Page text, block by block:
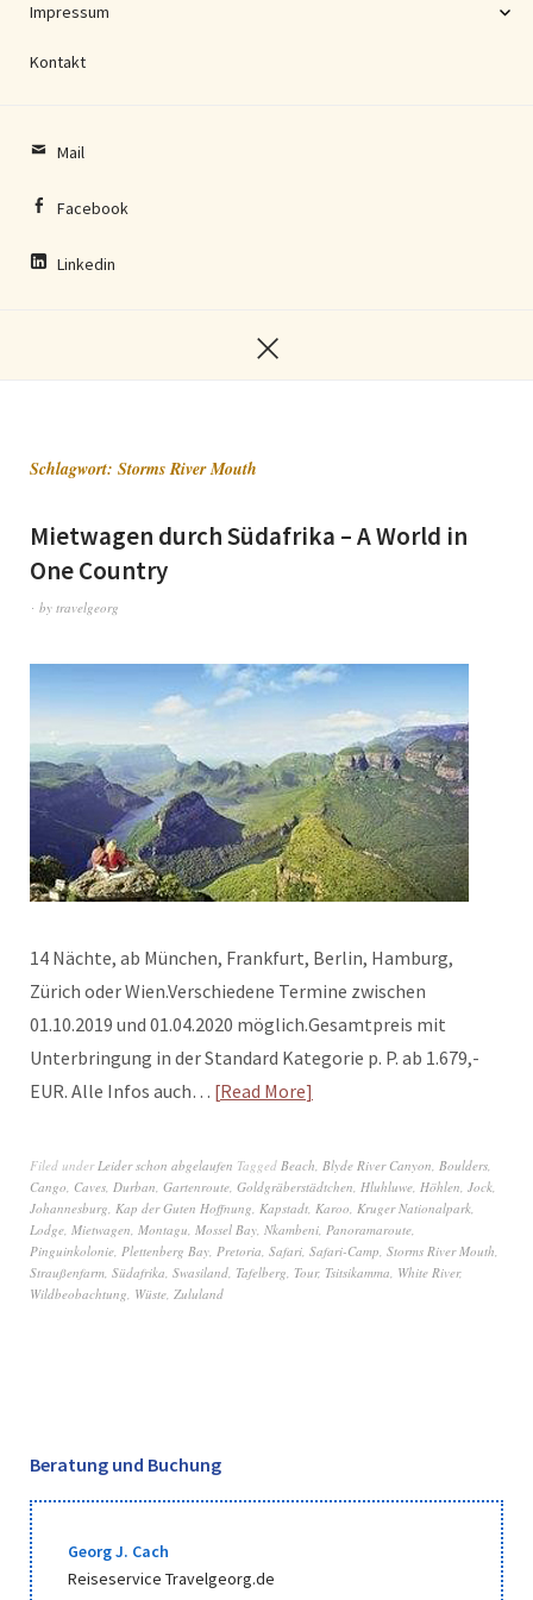
Impressum
Kontakt
Mail
Facebook
Linkedin
Schlagwort: Storms River Mouth
Mietwagen durch Südafrika – A World in
One Country
by travelgeorg
14 Nächte, ab München, Frankfurt, Berlin, Hamburg,
Zürich oder Wien.Verschiedene Termine zwischen
01.10.2019 und 01.04.2020 möglich.Gesamtpreis mit
Unterbringung in der Standard Kategorie p. P. ab 1.679,-
EUR. Alle Infos auch… Read More
Filed underLeider schon abgelaufen Tagged Beach, Blyde River Canyon, Boulders,
Cango, Caves, Durban, Gartenroute, Goldgräberstädtchen, Hluhluwe, Höhlen, Jock,
Johannesburg, Kap der Guten Hoffnung, Kapstadt, Karoo, Kruger Nationalpark,
Lodge, Mietwagen, Montagu, Mossel Bay, Nkambeni, Panoramaroute,
Pinguinkolonie, Plettenberg Bay, Pretoria, Safari, Safari-Camp, Storms River Mouth,
Straußenfarm, Südafrika, Swasiland, Tafelberg, Tour, Tsitsikamma, White River,
Wildbeobachtung, Wüste, Zululand
Beratung und Buchung
Georg J. Cach
Reiseservice Travelgeorg.de